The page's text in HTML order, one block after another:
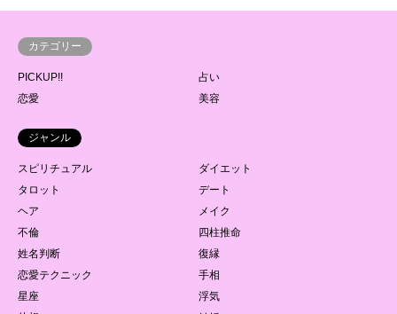
カテゴリー
PICKUP!!
占い
恋愛
美容
ジャンル
スピリチュアル
ダイエット
タロット
デート
ヘア
メイク
不倫
四柱推命
姓名判断
復縁
恋愛テクニック
手相
星座
浮気